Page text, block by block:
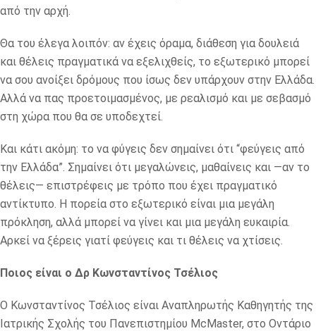
από την αρχή.
Θα του έλεγα λοιπόν: αν έχεις όραμα, διάθεση για δουλειά
και θέλεις πραγματικά να εξελιχθείς, το εξωτερικό μπορεί
να σου ανοίξει δρόμους που ίσως δεν υπάρχουν στην Ελλάδα.
Αλλά να πας προετοιμασμένος, με ρεαλισμό και με σεβασμό
στη χώρα που θα σε υποδεχτεί.
Και κάτι ακόμη: το να φύγεις δεν σημαίνει ότι “φεύγεις από
την Ελλάδα”. Σημαίνει ότι μεγαλώνεις, μαθαίνεις και —αν το
θέλεις— επιστρέφεις με τρόπο που έχει πραγματικό
αντίκτυπο. Η πορεία στο εξωτερικό είναι μια μεγάλη
πρόκληση, αλλά μπορεί να γίνει και μια μεγάλη ευκαιρία.
Αρκεί να ξέρεις γιατί φεύγεις και τι θέλεις να χτίσεις.
Ποιος είναι ο Δρ Κωνσταντίνος Τσέλιος
Ο Κωνσταντίνος Τσέλιος είναι Αναπληρωτής Καθηγητής της
Ιατρικής Σχολής του Πανεπιστημίου McMaster, στο Οντάριο